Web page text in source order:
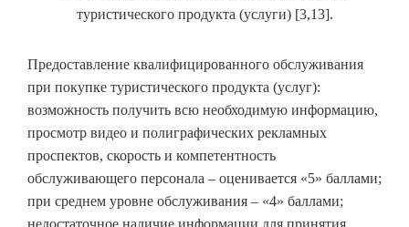
туристического продукта (услуги) [3,13].
Предоставление квалифицированного обслуживания
при покупке туристического продукта (услуг):
возможность получить всю необходимую информацию,
просмотр видео и полиграфических рекламных
проспектов, скорость и компетентность
обслуживающего персонала – оценивается «5» баллами;
при среднем уровне обслуживания – «4» баллами;
недостаточное наличие информации для принятия